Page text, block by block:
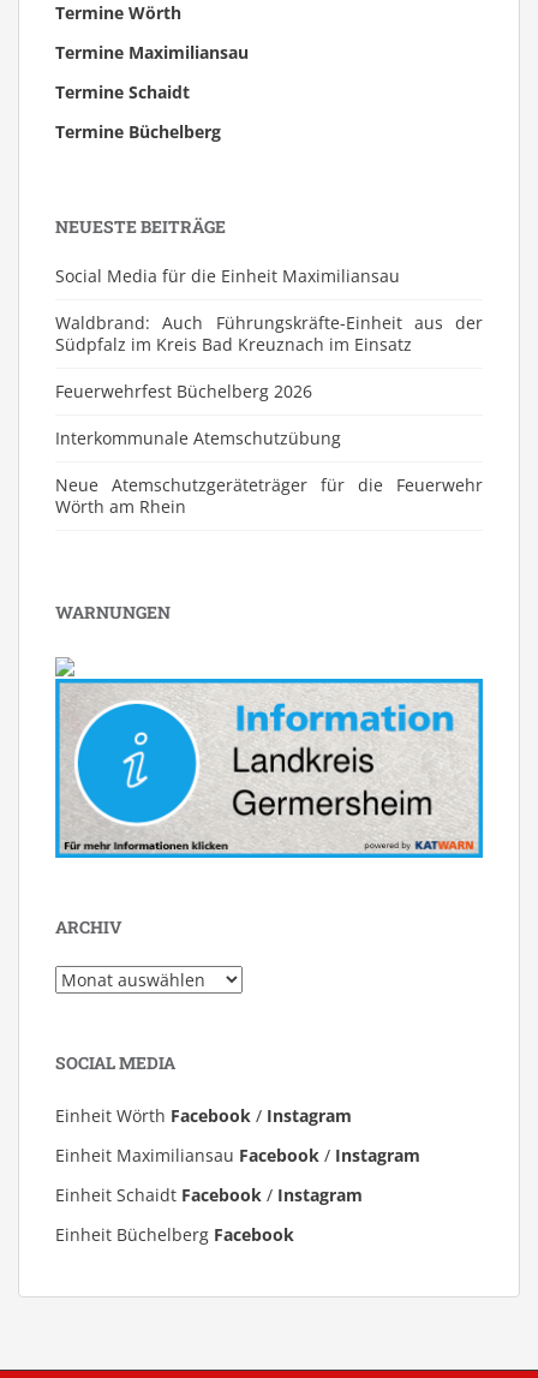
Termine Wörth
Termine Maximiliansau
Termine Schaidt
Termine Büchelberg
NEUESTE BEITRÄGE
Social Media für die Einheit Maximiliansau
Waldbrand: Auch Führungskräfte-Einheit aus der
Südpfalz im Kreis Bad Kreuznach im Einsatz
Feuerwehrfest Büchelberg 2026
⁠Interkommunale Atemschutzübung
Neue Atemschutzgeräteträger für die Feuerwehr
Wörth am Rhein
WARNUNGEN
ARCHIV
Archiv
SOCIAL MEDIA
Einheit Wörth Facebook / Instagram
Einheit Maximiliansau Facebook / Instagram
Einheit Schaidt Facebook / Instagram
Einheit Büchelberg Facebook